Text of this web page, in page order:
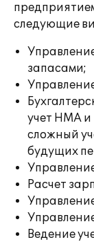
следующие
запасами;
учет НМА и
сложный
будущих
Расчет
Ведение